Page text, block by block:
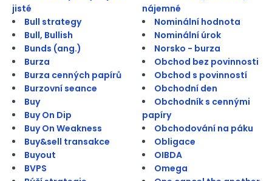
jisté
Bull strategy
Bull, Bullish
Bunds (ang.)
Burza
Burza cenných papírů
Burzovní seance
Buy
Buy On Dip
Buy On Weakness
Buy&sell transakce
Buyout
BVPS
nájemné
Nominální hodnota
Nominální úrok
Norsko - burza
Obchod bez povinnosti
Obchod s povinností
Obchodní den
Obchodník s cennými
papíry
Obchodování na páku
Obligace
OIBDA
Omega